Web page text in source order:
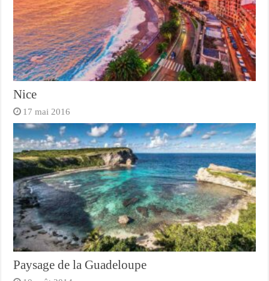
Nice
17 mai 2016
Paysage de la Guadeloupe